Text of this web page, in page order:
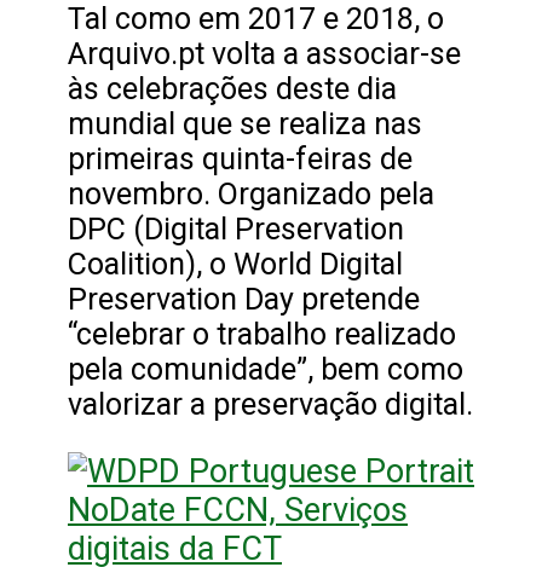
Tal como em 2017 e 2018, o
Arquivo.pt volta a associar-se
às celebrações deste dia
mundial que se realiza nas
primeiras quinta-feiras de
novembro. Organizado pela
DPC (Digital Preservation
Coalition), o World Digital
Preservation Day pretende
“celebrar o trabalho realizado
pela comunidade”, bem como
valorizar a preservação digital.